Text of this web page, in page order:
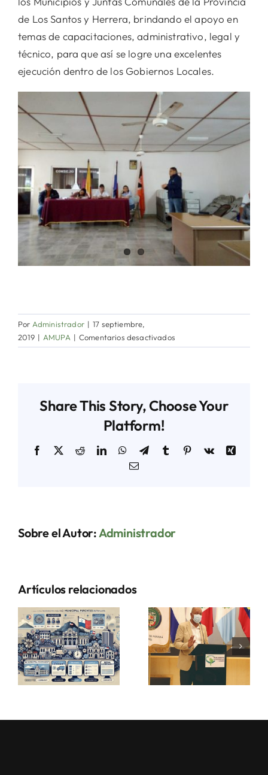
de Los Santos y Herrera, brindando el apoyo en
temas de capacitaciones, administrativo, legal y
técnico, para que así se logre una excelentes
ejecución dentro de los Gobiernos Locales.
Por Administrador | 17 septiembre,
2019 | AMUPA | Comentarios desactivadosen
Amupa
Pocrí
Share This Story, Choose Your
Platform!
Facebook
X RedditLinkedInWhatsApp
TelegramTumblr Pinterest
Vk
Xing
Correo
Sobre el Autor: Administrador
Artículos relacionados